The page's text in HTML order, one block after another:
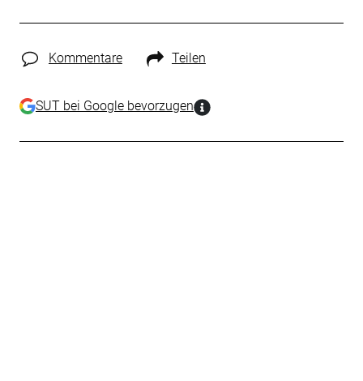
Kommentare Teilen
SUT bei Google bevorzugen